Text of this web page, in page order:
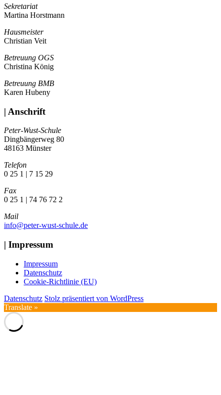
Sekretariat
Martina Horstmann
Hausmeister
Christian Veit
Betreuung OGS
Christina König
Betreuung BMB
Karen Hubeny
| Anschrift
Peter-Wust-Schule
Dingbängerweg 80
48163 Münster
Telefon
0 25 1 | 7 15 29
Fax
0 25 1 | 74 76 72 2
Mail
info@peter-wust-schule.de
| Impressum
Impressum
Datenschutz
Cookie-Richtlinie (EU)
Datenschutz Stolz präsentiert von WordPress
Translate »